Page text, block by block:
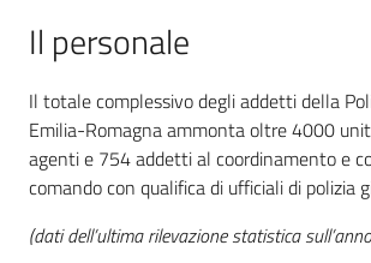
Il personale
Il totale complessivo degli addetti della
Emilia-Romagna ammonta oltre 4000
agenti e 754 addetti al coordinamento e
comando con qualifica di ufficiali di polizia
(dati dell’ultima rilevazione statistica